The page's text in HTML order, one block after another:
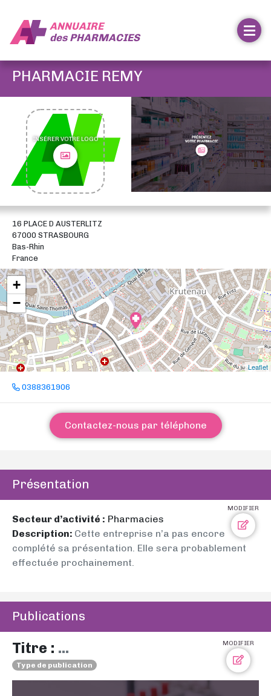
ANNUAIRE
desPHARMACIES
PHARMACIE REMY
INSÉRER VOTRE LOGO
16 PLACE D AUSTERLITZ
67000 STRASBOURG
Bas-Rhin
France
+
−
Leaflet
0388361906
Contactez-nous par téléphone
Présentation
MODIFIER
Secteur d’activité : Pharmacies
Description: Cette entreprise n’a pas encore
complété sa présentation. Elle sera probablement
effectuée prochainement.
Publications
MODIFIER
Titre : ...
Type de publication